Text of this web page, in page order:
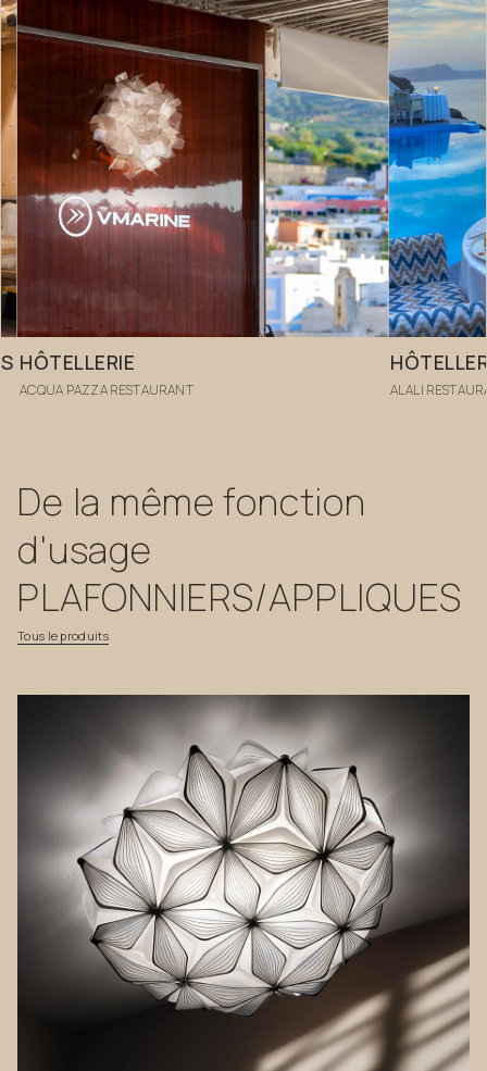
HÔTELLERIE
ACQUA PAZZA RESTAURANT ALALI
Tous le produits
De la même fonction
d'usage
PLAFONNIERS/APPLIQUES